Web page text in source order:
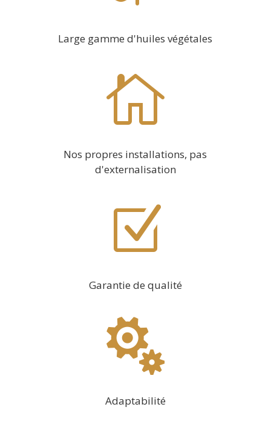
Large gamme d'huiles végétales

Nos propres installations, pas
d'externalisation
Z
Garantie de qualité

Adaptabilité